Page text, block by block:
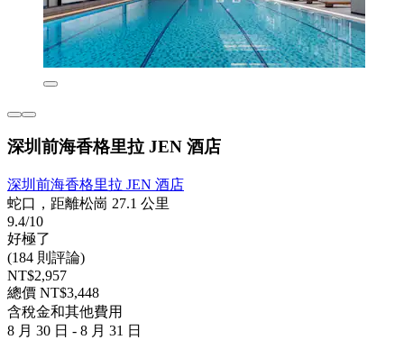
深圳前海香格里拉 JEN 酒店
深圳前海香格里拉 JEN 酒店
蛇口，距離松崗 27.1 公里
9.4/10
好極了
(184 則評論)
NT$2,957
總價 NT$3,448
含稅金和其他費用
8 月 30 日 - 8 月 31 日